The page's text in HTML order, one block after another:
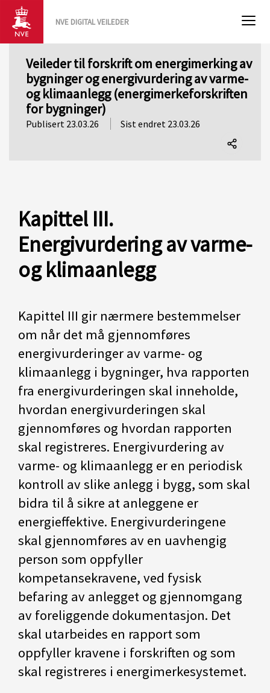
NVE DIGITAL VEILEDER
Veileder til forskrift om energimerking av
bygninger og energivurdering av varme-
og klimaanlegg (energimerkeforskriften
for bygninger)
Publisert 23.03.26 Sist endret 23.03.26
Kapittel III.
Energivurdering av varme-
og klimaanlegg
Kapittel III gir nærmere bestemmelser
om når det må gjennomføres
energivurderinger av varme- og
klimaanlegg i bygninger, hva rapporten
fra energivurderingen skal inneholde,
hvordan energivurderingen skal
gjennomføres og hvordan rapporten
skal registreres. Energivurdering av
varme- og klimaanlegg er en periodisk
kontroll av slike anlegg i bygg, som skal
bidra til å sikre at anleggene er
energieffektive. Energivurderingene
skal gjennomføres av en uavhengig
person som oppfyller
kompetansekravene, ved fysisk
befaring av anlegget og gjennomgang
av foreliggende dokumentasjon. Det
skal utarbeides en rapport som
oppfyller kravene i forskriften og som
skal registreres i energimerkesystemet.